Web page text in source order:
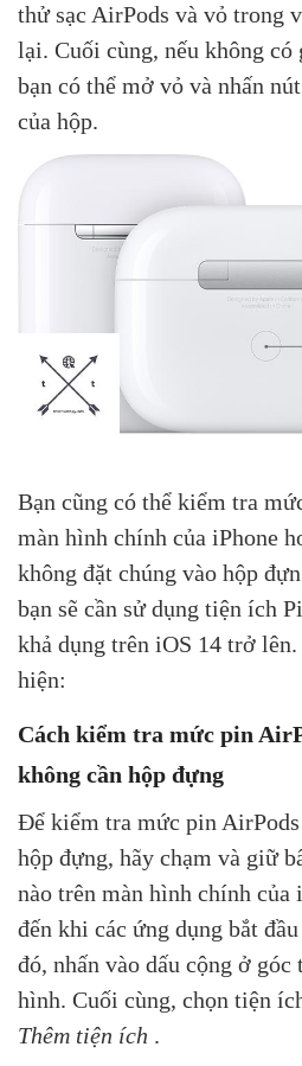
thử sạc AirPods và vỏ trong
lại. Cuối cùng, nếu không có
bạn có thể mở vỏ và nhấn
của hộp.
Bạn cũng có thể kiểm tra
màn hình chính của iPhone
không đặt chúng vào hộp
bạn sẽ cần sử dụng tiện ích
khả dụng trên iOS 14 trở
hiện:
Cách kiểm tra mức pin
không cần hộp đựng
Để kiểm tra mức pin AirPods
hộp đựng, hãy chạm và giữ
nào trên màn hình chính của
đến khi các ứng dụng bắt
đó, nhấn vào dấu cộng ở góc
hình. Cuối cùng, chọn tiện
Thêm tiện ích .